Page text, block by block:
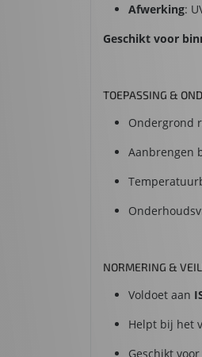
Afwerking:
Geschikt voor
TOEPASSING &
Ondergrond
Aanbrengen
NORMERING &
Voldoet aan
Helpt bij het
Geschikt